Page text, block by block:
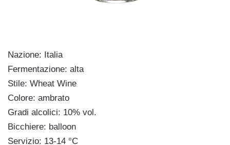
Nazione: Italia
Fermentazione: alta
Stile: Wheat Wine
Colore: ambrato
Gradi alcolici: 10% vol.
Bicchiere: balloon
Servizio: 13-14 °C